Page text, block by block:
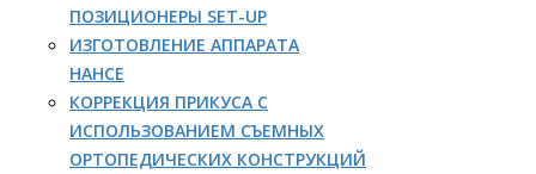
ПОЗИЦИОНЕРЫ SET-UP
ИЗГОТОВЛЕНИЕ АППАРАТА
НАНСЕ
КОРРЕКЦИЯ ПРИКУСА С
ИСПОЛЬЗОВАНИЕМ СЪЕМНЫХ
ОРТОПЕДИЧЕСКИХ КОНСТРУКЦИЙ